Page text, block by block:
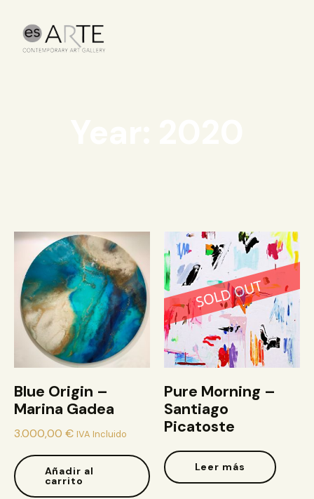
Blue Origin –
Marina Gadea
3.000,00 € IVA Incluido
Añadir al
carrito
Pure Morning –
Santiago
Picatoste
Leer más